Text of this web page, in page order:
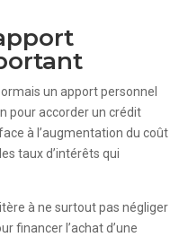
un apport personnel
pour accorder un crédit
à l’augmentation du coût
taux d’intérêts qui
à ne surtout pas négliger
financer l’achat d’une